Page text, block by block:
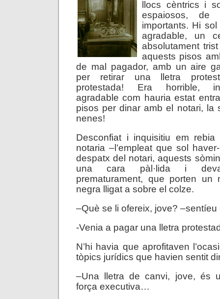
llocs cèntrics i
espaiosos, de
importants. Hi
agradable, un
absolutament
aquests pisos
de mal pagador, amb un aire
per retirar una lletra
protestada! Era horrible,
agradable com hauria estat
pisos per dinar amb el notari, la
nenes!
Desconfiat i inquisitiu em
notaria –l’empleat que sol
despatx del notari, aquests
una cara pàl·lida i
prematurament, que porten un
negra lligat a sobre el colze.
–Què se li ofereix, jove? –sentíeu
-Venia a pagar una lletra
N’hi havia que aprofitaven
tòpics jurídics que havien sentit
–Una lletra de canvi, jove, és
força executiva…